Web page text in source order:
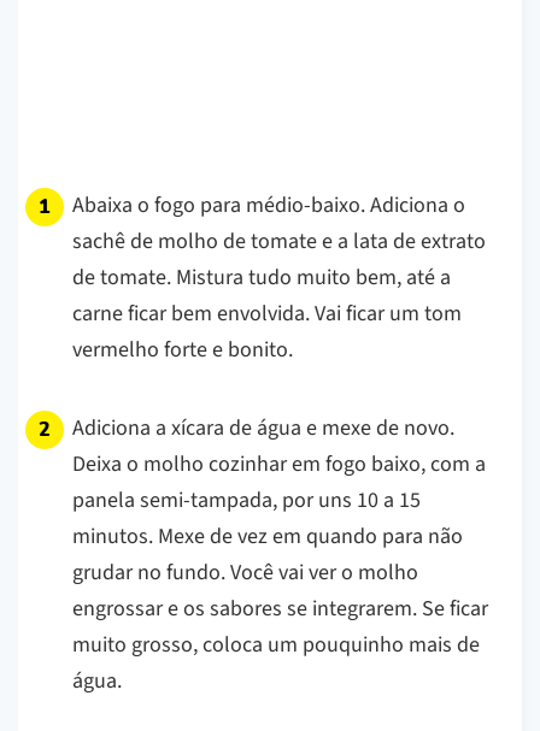
Abaixa o fogo para médio-baixo. Adiciona o
sachê de molho de tomate e a lata de extrato
de tomate. Mistura tudo muito bem, até a
carne ficar bem envolvida. Vai ficar um tom
vermelho forte e bonito.
Adiciona a xícara de água e mexe de novo.
Deixa o molho cozinhar em fogo baixo, com a
panela semi-tampada, por uns 10 a 15
minutos. Mexe de vez em quando para não
grudar no fundo. Você vai ver o molho
engrossar e os sabores se integrarem. Se ficar
muito grosso, coloca um pouquinho mais de
água.